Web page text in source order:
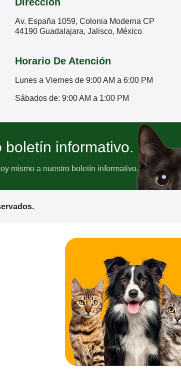
Av. España 1059, Colonia Moderna CP
44190 Guadalajara, Jalisco, México
Horario De Atención
Lunes a Viernes de 9:00 AM a 6:00 PM
Sábados de: 9:00 AM a 1:00 PM
boletín informativo.
mismo a nuestro boletín informativo.